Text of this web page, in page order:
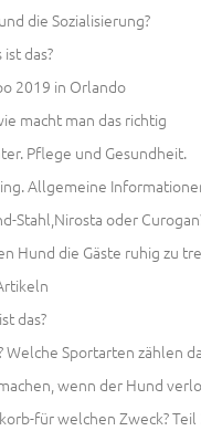
die Sozialisierung?
das?
2019 in Orlando
macht man das richtig
Pflege und Gesundheit.
Allgemeine
Stahl,Nirosta oder
Hund die Gäste ruhig zu
das?
Welche Sportarten zählen
wenn der Hund
für welchen Zweck? Teil